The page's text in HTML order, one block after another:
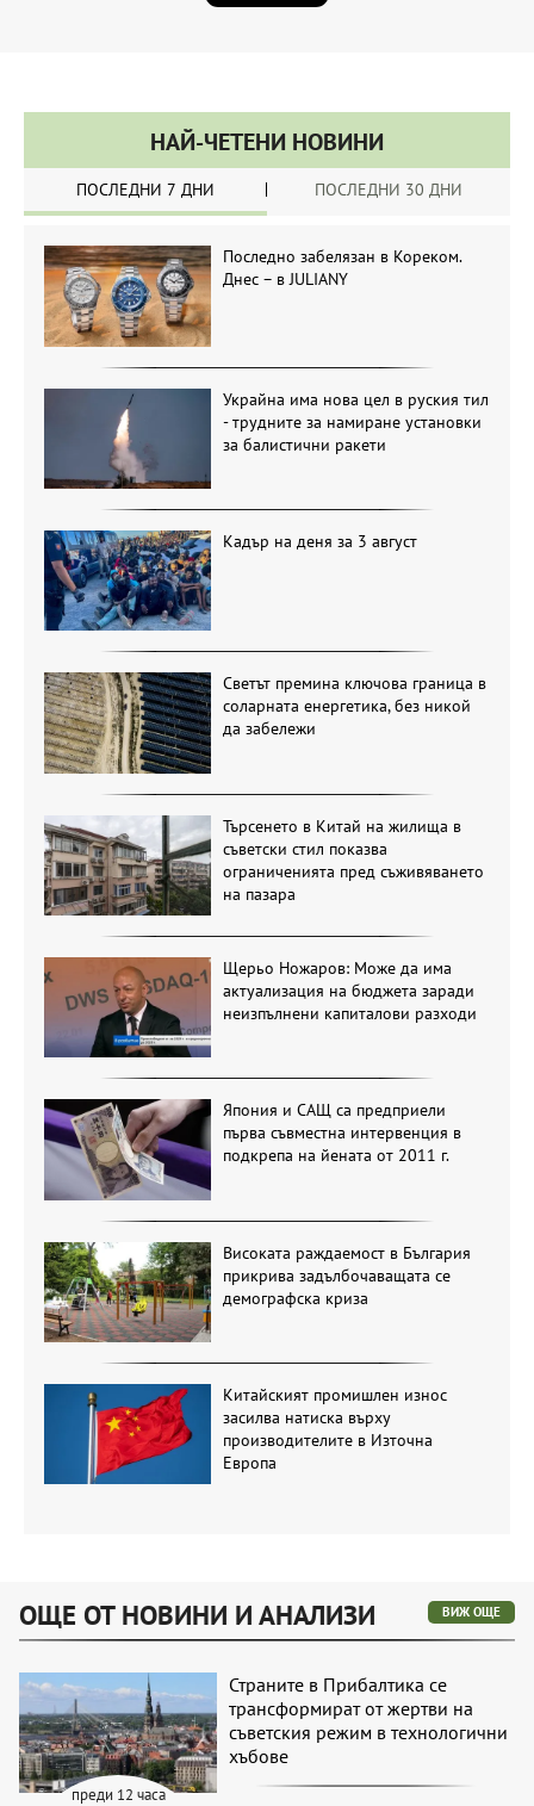
НАЙ-ЧЕТЕНИ НОВИНИ
ПОСЛЕДНИ 7 ДНИ ПОСЛЕДНИ 30 ДНИ
Последно забелязан в Кореком.
Днес – в JULIANY
Украйна има нова цел в руския тил
- трудните за намиране установки
за балистични ракети
Кадър на деня за 3 август
Светът премина ключова граница в
соларната енергетика, без никой
да забележи
Търсенето в Китай на жилища в
съветски стил показва
ограниченията пред съживяването
на пазара
Щерьо Ножаров: Може да има
актуализация на бюджета заради
неизпълнени капиталови разходи
Япония и САЩ са предприели
първа съвместна интервенция в
подкрепа на йената от 2011 г.
Високата раждаемост в България
прикрива задълбочаващата се
демографска криза
Китайският промишлен износ
засилва натиска върху
производителите в Източна
Европа
ОЩЕ ОТ НОВИНИ И АНАЛИЗИ ВИЖ ОЩЕ
преди 12 часа
Страните в Прибалтика се
трансформират от жертви на
съветския режим в технологични
хъбове